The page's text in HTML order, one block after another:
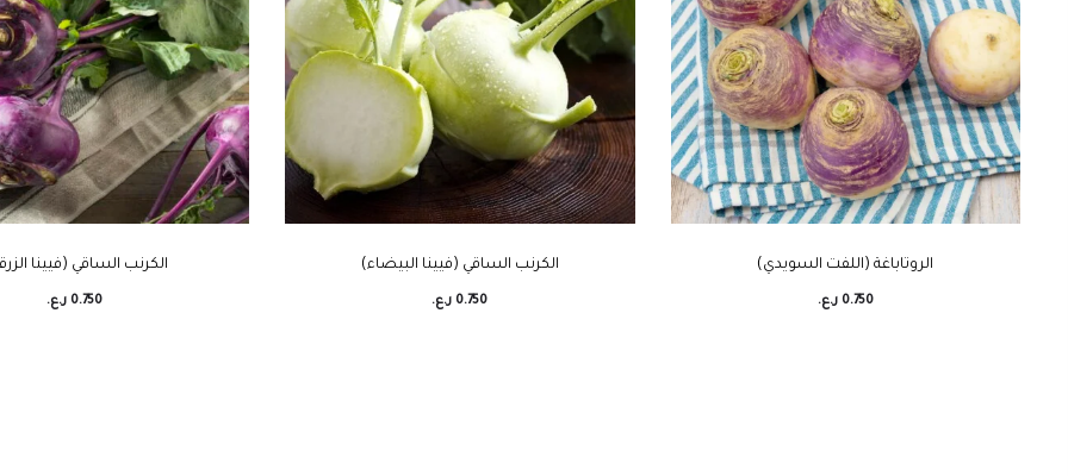
الروتاباغة (اللفت السويدي)
0.750 ر.ع.
الكرنب الساقي (فيينا البيضاء)
0.750 ر.ع.
الكرنب الساقي (فيينا
0.750 ر.ع.